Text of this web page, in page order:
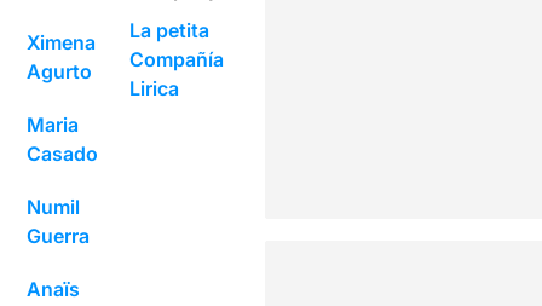
Ximena
Agurto
Maria
Casado
Numil
Guerra
Anaïs
La petita
Compañía
Lirica